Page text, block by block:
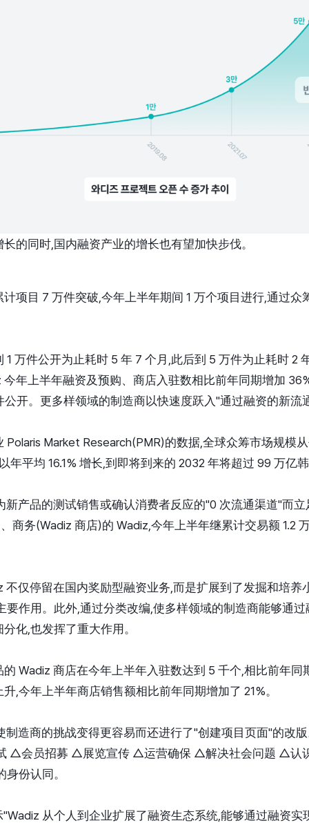
的同时,国内融资产业的增长也有望加快步伐。
项目 7 万件突破,今年上半年期间 1 万个项目进行,通过众
1 万件公开为止耗时 5 年 7 个月,此后到 5 万件为止耗时 2
年上半年融资及预购、商店入驻数相比前年同期增加
开。更多样领域的制造商以快速度跃入"通过融资的新流
Polaris Market Research(PMR)的数据,全球众筹市场规模
年平均 16.1% 增长,到即将到来的 2032 年将超过 99 万亿
新产品的测试销售或确认消费者反应的"0 次流通渠道"而
商务(Wadiz 商店)的 Wadiz,今年上半年继累计交易额 1.2
不仅停留在国内奖励型融资业务,而是扩展到了发掘和培养
要作用。此外,通过分类改编,使多样领域的制造商能够通
化,也发挥了重大作用。
Wadiz 商店在今年上半年入驻数达到 5 千个,相比前年同
,今年上半年商店销售额相比前年同期增加了 21%。
制造商的挑战变得更容易而还进行了"创建项目页面"的改
△会员招募 △展览宣传 △运营确保 △解决社会问题 △认
份认同。
从个人到企业扩展了融资生态系统,能够通过融资实